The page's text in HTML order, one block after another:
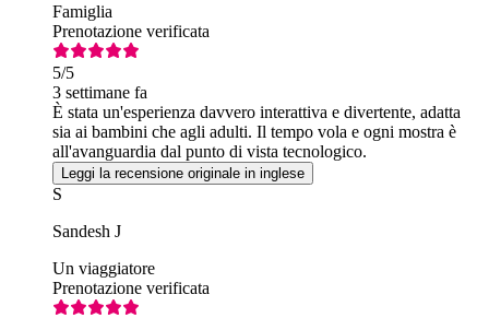
Famiglia
Prenotazione verificata
5/5
3 settimane fa
È stata un'esperienza davvero interattiva e divertente, adatta
sia ai bambini che agli adulti. Il tempo vola e ogni mostra è
all'avanguardia dal punto di vista tecnologico.
Leggi la recensione originale in inglese
S
Sandesh J
Un viaggiatore
Prenotazione verificata